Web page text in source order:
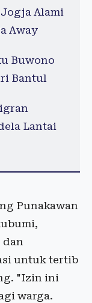
Alami
Away
Buwono
Bantul
Lantai
Punakawan
dan
untuk tertib
"Izin ini
warga.